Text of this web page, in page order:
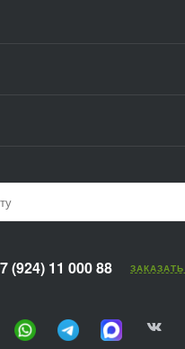
(924) 11 000 88